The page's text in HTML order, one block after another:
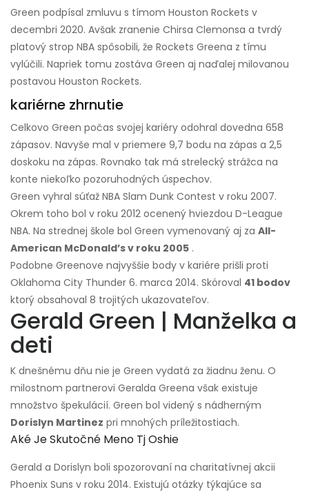
Green podpísal zmluvu s tímom Houston Rockets v
decembri 2020. Avšak zranenie Chirsa Clemonsa a tvrdý
platový strop NBA spôsobili, že Rockets Greena z tímu
vylúčili. Napriek tomu zostáva Green aj naďalej milovanou
postavou Houston Rockets.
kariérne zhrnutie
Celkovo Green počas svojej kariéry odohral dovedna 658
zápasov. Navyše mal v priemere 9,7 bodu na zápas a 2,5
doskoku na zápas. Rovnako tak má strelecký strážca na
konte niekoľko pozoruhodných úspechov.
Green vyhral súťaž NBA Slam Dunk Contest v roku 2007.
Okrem toho bol v roku 2012 ocenený hviezdou D-League
NBA. Na strednej škole bol Green vymenovaný aj za All-
American McDonald’s v roku 2005 .
Podobne Greenove najvyššie body v kariére prišli proti
Oklahoma City Thunder 6. marca 2014. Skóroval 41 bodov
ktorý obsahoval 8 trojitých ukazovateľov.
Gerald Green | Manželka a
deti
K dnešnému dňu nie je Green vydatá za žiadnu ženu. O
milostnom partnerovi Geralda Greena však existuje
množstvo špekulácií. Green bol videný s nádherným
Dorislyn Martinez pri mnohých príležitostiach.
Aké Je Skutočné Meno Tj Oshie
Gerald a Dorislyn boli spozorovaní na charitatívnej akcii
Phoenix Suns v roku 2014. Existujú otázky týkajúce sa